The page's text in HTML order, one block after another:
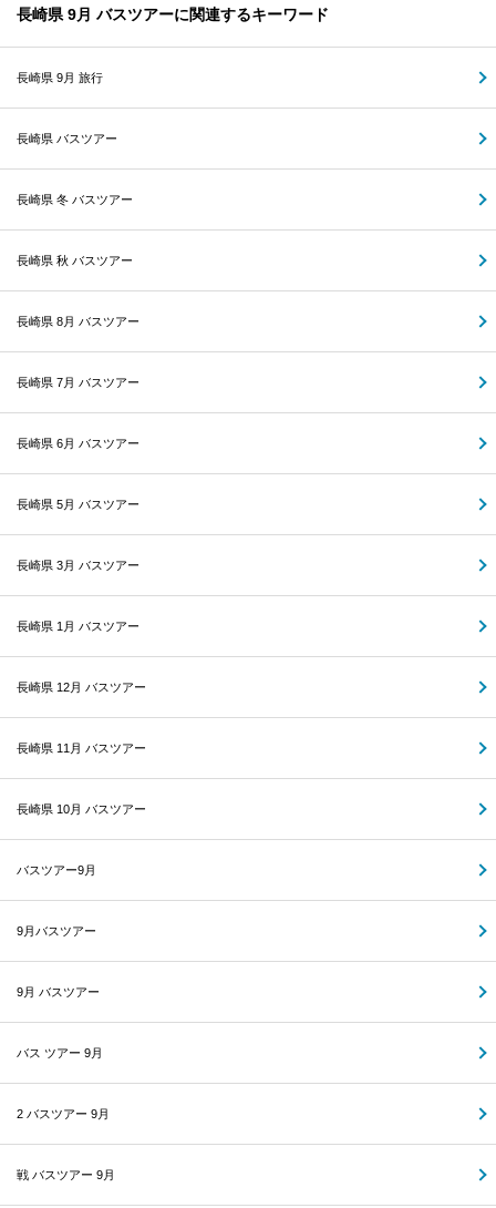
長崎県 9月 バスツアーに関連するキーワード
長崎県 9月 旅行
長崎県 バスツアー
長崎県 冬 バスツアー
長崎県 秋 バスツアー
長崎県 8月 バスツアー
長崎県 7月 バスツアー
長崎県 6月 バスツアー
長崎県 5月 バスツアー
長崎県 3月 バスツアー
長崎県 1月 バスツアー
長崎県 12月 バスツアー
長崎県 11月 バスツアー
長崎県 10月 バスツアー
バスツアー9月
9月バスツアー
9月 バスツアー
バス ツアー 9月
2 バスツアー 9月
戦 バスツアー 9月